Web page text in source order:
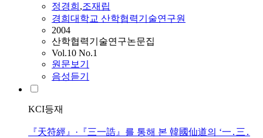
정경희 ,조재립
경희대학교 산학협력기술연구원
2004
산학협력기술연구논문집
Vol.10 No.1
원문보기
음성듣기
KCI등재
『天符經』·『三一誥』를 통해 본 韓國仙道의 ‘一․三․